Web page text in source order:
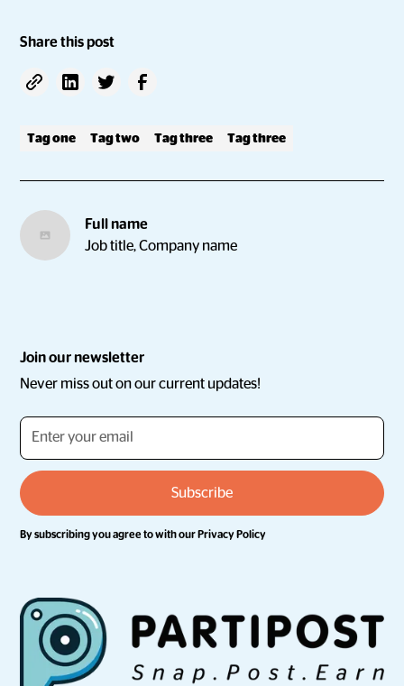
Share this post
Tag one Tag two Tag three Tag three
Full name
Job title, Company name
Join our newsletter
Never miss out on our current updates!
By subscribing you agree to with ourPrivacy Policy